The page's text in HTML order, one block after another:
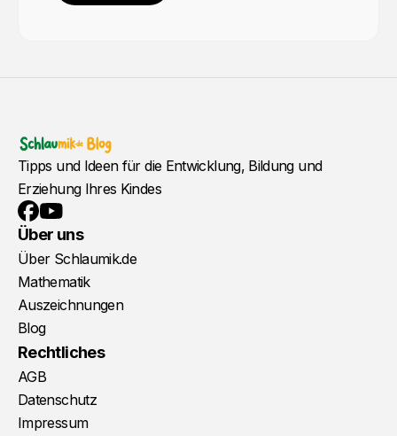
Tipps und Ideen für die Entwicklung, Bildung und
Erziehung Ihres Kindes
Facebook
YouTube
Über uns
Über Schlaumik.de
Mathematik
Auszeichnungen
Blog
Rechtliches
AGB
Datenschutz
Impressum